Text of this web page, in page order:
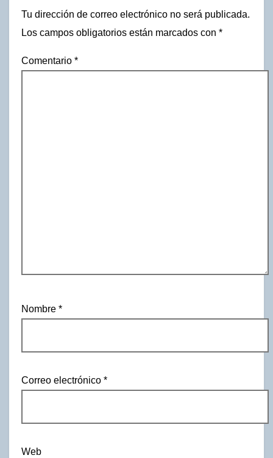
Tu dirección de correo electrónico no será publicada.
Los campos obligatorios están marcados con *
Comentario *
Nombre *
Correo electrónico *
Web